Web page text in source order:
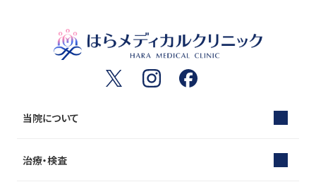
当院について
治療・検査